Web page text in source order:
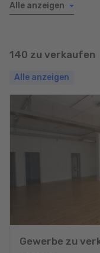
decennale du marché
pas à nous contacter.
Alle anzeigen
140 zu verkaufen
Alle anzeigen
Gewerbe zu